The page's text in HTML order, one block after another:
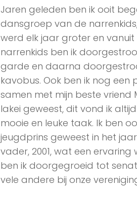
Jaren geleden ben ik ooit
dansgroep van de
werd elk jaar groter en vanuit
narrenkids ben ik
garde en daarna
kavobus. Ook ben ik nog een
samen met mijn beste vriend
lakei geweest, dit vond ik
mooie en leuke taak. Ik ben
jeugdprins geweest in het
vader, 2001, wat een
ben ik doorgegroeid tot
vele andere bij onze